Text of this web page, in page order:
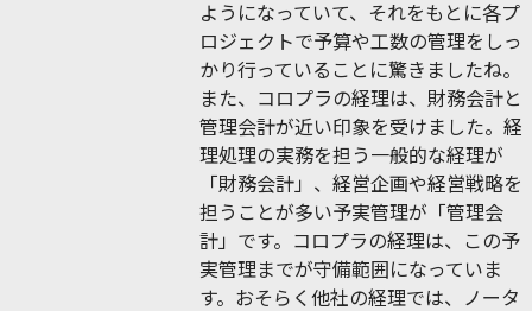
ようになっていて、それをもとに各プ
ロジェクトで予算や工数の管理をしっ
かり行っていることに驚きましたね。
また、コロプラの経理は、財務会計と
管理会計が近い印象を受けました。経
理処理の実務を担う一般的な経理が
「財務会計」、経営企画や経営戦略を
担うことが多い予実管理が「管理会
計」です。コロプラの経理は、この予
実管理までが守備範囲になっていま
す。おそらく他社の経理では、ノータ